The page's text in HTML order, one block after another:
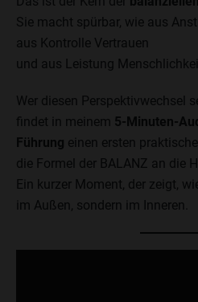
Sie macht spürbar, wie aus
aus Kontrolle Vertrauen
und aus Leistung
Wer diesen Perspektivwechsel
findet in meinem 5-Minuten-
Führung einen ersten
die Formel der BALANZ an die
Ein kurzer Moment, der zeigt,
im Außen, sondern im Inneren.